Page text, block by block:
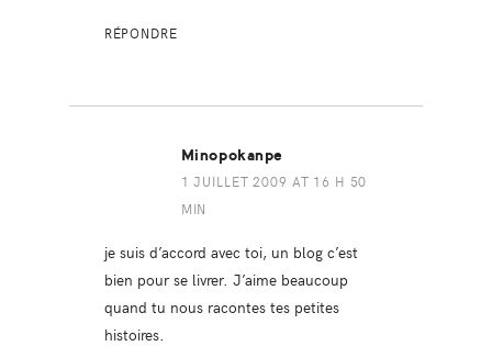
RÉPONDRE
Minopokanpe
1 JUILLET 2009 AT 16 H 50
MIN
je suis d’accord avec toi, un blog c’est
bien pour se livrer. J’aime beaucoup
quand tu nous racontes tes petites
histoires.